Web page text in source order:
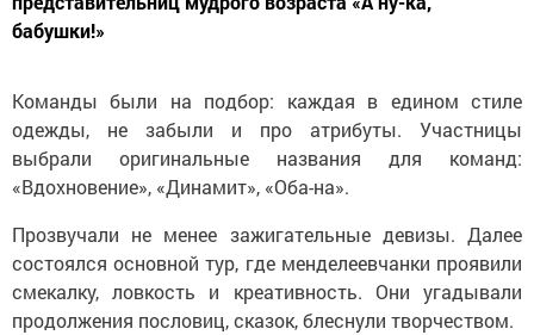
бабушки!»
Команды были на подбор: каждая в едином стиле
одежды, не забыли и про атрибуты. Участницы
выбрали оригинальные названия для команд:
«Вдохновение», «Динамит», «Оба-на».
Прозвучали не менее зажигательные девизы. Далее
состоялся основной тур, где менделеевчанки проявили
смекалку, ловкость и креативность. Они угадывали
продолжения пословиц, сказок, блеснули творчеством.